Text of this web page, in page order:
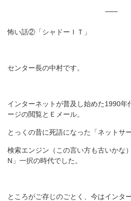
怖い話②「シャドーＩＴ」
センター長の中村です。
インターネットが普及し始めた1990年
ージの閲覧とＥメール。
とっくの昔に死語になった「ネットサ
検索エンジン（この言い方も古いかな
N」一択の時代でした。
ところがご存じのごとく、今はインタ